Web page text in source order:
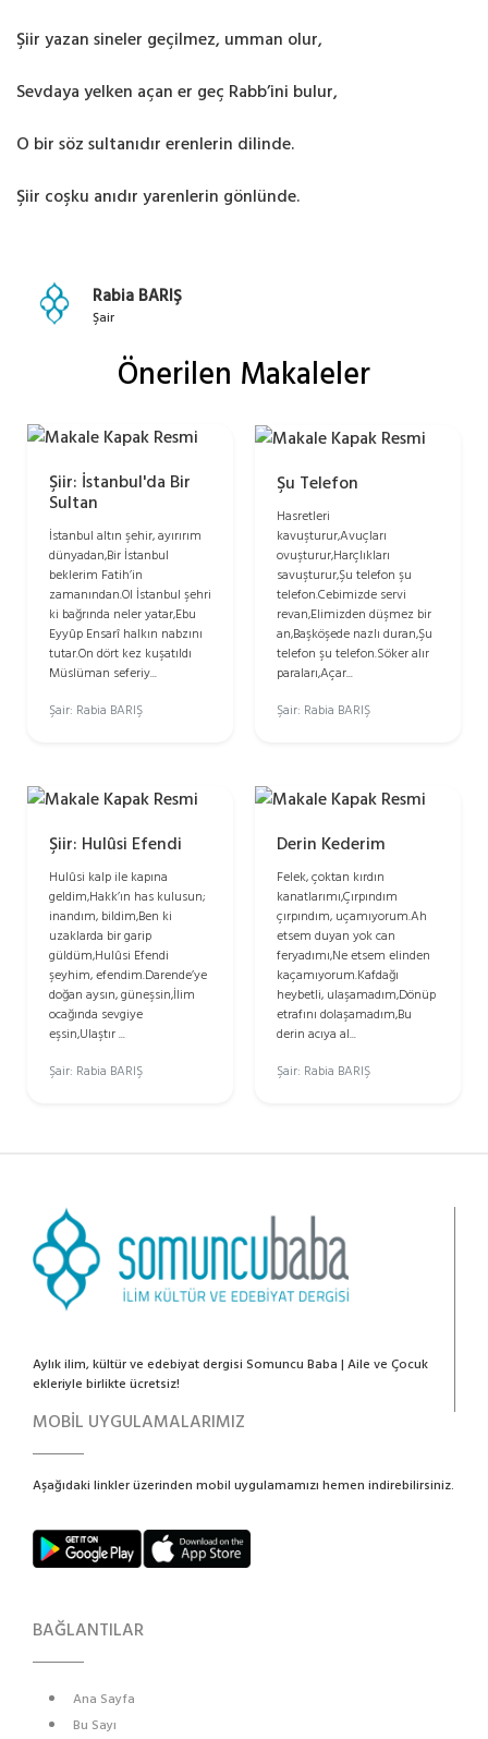
Şiir yazan sineler geçilmez, umman olur,
Sevdaya yelken açan er geç Rabb’ini bulur,
O bir söz sultanıdır erenlerin dilinde.
Şiir coşku anıdır yarenlerin gönlünde.
Rabia BARIŞ
Şair
Önerilen Makaleler
Şiir: İstanbul'da Bir
Sultan
İstanbul altın şehir, ayırırım
dünyadan,Bir İstanbul
beklerim Fatih’in
zamanından.Ol İstanbul şehri
ki bağrında neler yatar,Ebu
Eyyûp Ensarî halkın nabzını
tutar.On dört kez kuşatıldı
Müslüman seferiy...
Şair: Rabia BARIŞ
Şu Telefon
Hasretleri
kavuşturur,Avuçları
ovuşturur,Harçlıkları
savuşturur,Şu telefon şu
telefon.Cebimizde servi
revan,Elimizden düşmez bir
an,Başköşede nazlı duran,Şu
telefon şu telefon.Söker alır
paraları,Açar...
Şair: Rabia BARIŞ
Şiir: Hulûsi Efendi
Hulûsi kalp ile kapına
geldim,Hakk’ın has kulusun;
inandım, bildim,Ben ki
uzaklarda bir garip
güldüm,Hulûsi Efendi
şeyhim, efendim.Darende’ye
doğan aysın, güneşsin,İlim
ocağında sevgiye
eşsin,Ulaştır ...
Şair: Rabia BARIŞ
Derin Kederim
Felek, çoktan kırdın
kanatlarımı,Çırpındım
çırpındım, uçamıyorum.Ah
etsem duyan yok can
feryadımı,Ne etsem elinden
kaçamıyorum.Kafdağı
heybetli, ulaşamadım,Dönüp
etrafını dolaşamadım,Bu
derin acıya al...
Şair: Rabia BARIŞ
Aylık ilim, kültür ve edebiyat dergisi Somuncu Baba | Aile ve Çocuk
ekleriyle birlikte ücretsiz!
MOBİL UYGULAMALARIMIZ
Aşağıdaki linkler üzerinden mobil uygulamamızı hemen indirebilirsiniz.
BAĞLANTILAR
Ana Sayfa
Bu Sayı